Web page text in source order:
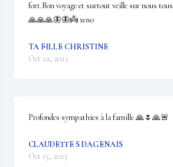
fort.Bon voyage et surtout veille sur nous
🙏🙏🙏🦋🦋👼 xoxo
TA FILLE CHRISTINE
Oct 22, 2023
Profondes sympathies à la famille 🙏🌷🙏🚨
CLAUDETTE S DAGENAIS
Oct 15, 2023